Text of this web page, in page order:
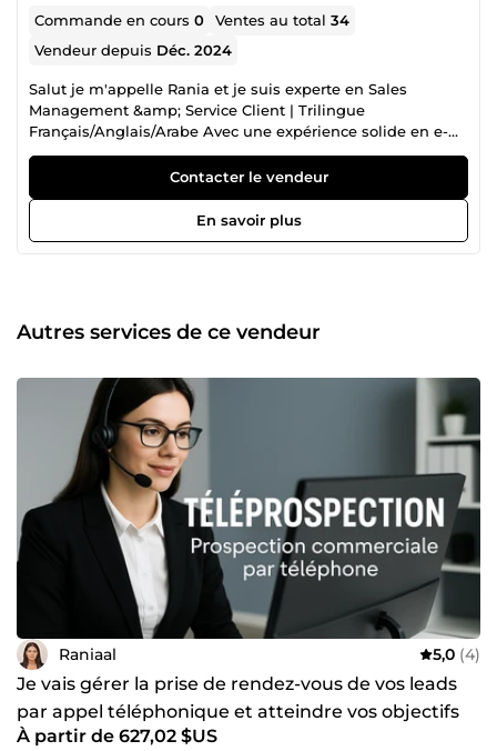
Commande en cours0 Ventes au total34
Vendeur depuis Déc. 2024
Salut je m'appelle Rania et je suis experte en Sales
Management &amp; Service Client | Trilingue
Français/Anglais/Arabe Avec une expérience solide en e-
sales management et support client, je suis spécialisée
dans l'optimisation des ventes en ligne et la gestion de la
relation client. Trilingue en français, arabe et anglais, je
m'adapte rapidement à différentes situations et offre un
service personnalisé et de qualité. Mon approche est axée
Contacter le vendeur
En savoir plus
Autres services de ce vendeur
Raniaal 5,0 (4)
Je vais gérer la prise de rendez-vous de vos leads
par appel téléphonique et atteindre vos objectifs
À partir de 627,02 $US